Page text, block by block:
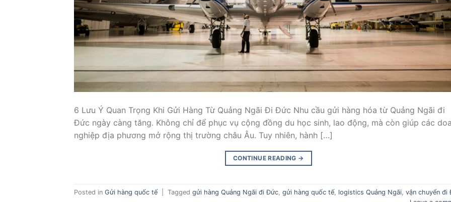
6 Lưu Ý Quan Trọng Khi Gửi Hàng Từ Quảng Ngãi Đi Đức Nhu cầu gửi hàng hóa từ Quảng Ngãi đi
Đức ngày càng tăng. Không chỉ để phục vụ cộng đồng du học sinh, lao động, mà còn giúp các
nghiệp địa phương mở rộng thị trường châu Âu. Tuy nhiên, hành […]
CONTINUE READING →
Posted in Gửi hàng quốc tế Tagged gửi hàng Quảng Ngãi đi Đức, gửi hàng quốc tế, logistics Quảng Ngãi, vận chuyển đi